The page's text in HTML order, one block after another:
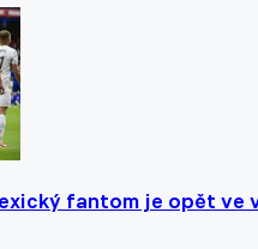
fantom je opět ve